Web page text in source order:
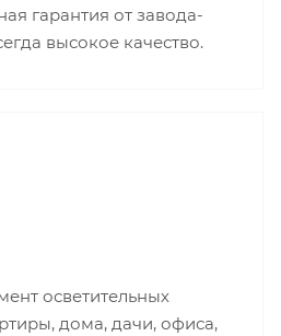
гарантия от завода-
высокое качество.
осветительных
дома, дачи, офиса,